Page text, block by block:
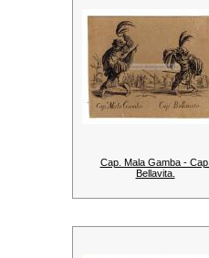
Cap. Mala Gamba - Cap.
Bellavita.